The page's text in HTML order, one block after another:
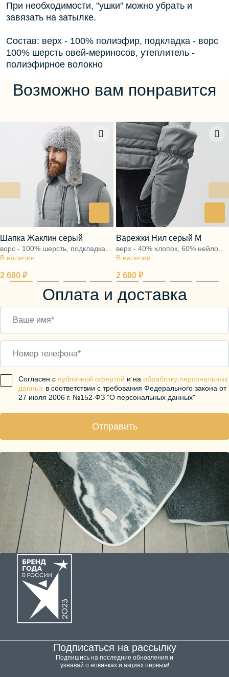
При необходимости, "ушки" можно убрать и
завязать на затылке.
Состав: верх - 100% полиэфир, подкладка - ворс
100% шерсть овей-мериносов, утеплитель -
полиэфирное волокно
Возможно вам понравится
2 680 ₽
В наличии
Шапка Жаклин серый
ворс - 100% шерсть, подкладка -
100% хлопок
2 680 ₽
В наличии
Варежки Нил серый М
верх - 40% хлопок, 60% нейлон,
подкладка - ворс 100% шерсть
Оплата и доставка
Согласен с публичной офертой и на обработку персональных
данных в соответствии с требования Федерального закона от
27 июля 2006 г. №152-ФЗ "О персональных данных"
Отправить
Подписаться на рассылку
Подпишись на последние обновления и
узнавай о новинках и акциях первым!